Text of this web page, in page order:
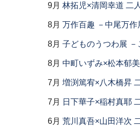
9月 林拓児×清岡幸道 二
8月 万作百趣 －中尾万作
8月 子どものうつわ展
8月 中町いずみ×松本郁
7月 増渕篤宥×八木橋昇
7月 日下華子×稲村真耶
6月 荒川真吾×山田洋次